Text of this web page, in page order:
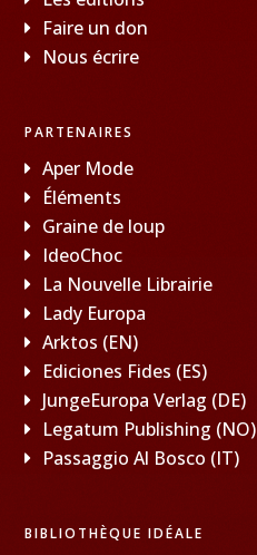
Faire un don
Nous écrire
PARTENAIRES
Aper Mode
Éléments
Graine de loup
IdeoChoc
La Nouvelle Librairie
Lady Europa
Arktos (EN)
Ediciones Fides (ES)
JungeEuropa Verlag (DE)
Legatum Publishing (NO)
Passaggio Al Bosco (IT)
BIBLIOTHÈQUE IDÉALE